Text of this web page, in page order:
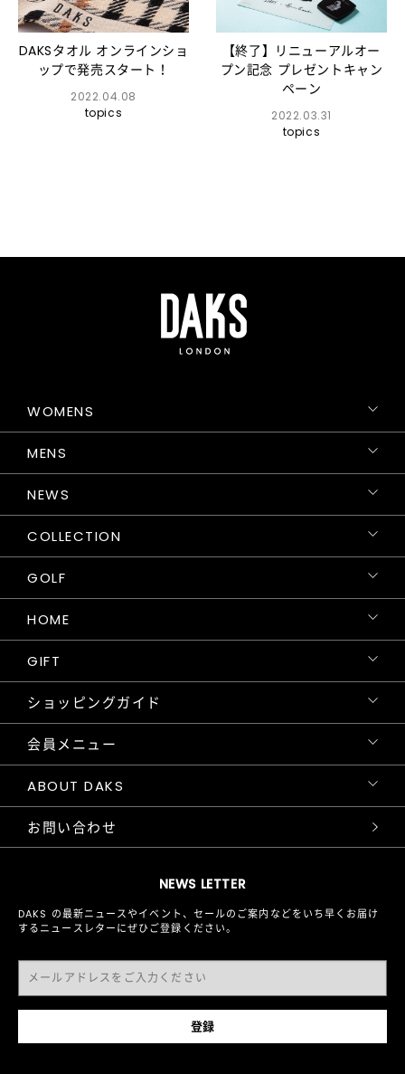
DAKSタオル オンラインショ
ップで発売スタート！
2022.04.08
topics
【終了】リニューアルオー
プン記念 プレゼントキャン
ペーン
2022.03.31
topics
NEWS LETTER
DAKS の最新ニュースやイベント、セールのご案内などをいち早くお届け
するニュースレターにぜひご登録ください。
WOMENS
MENS
NEWS
COLLECTION
GOLF
HOME
GIFT
ショッピングガイド
会員メニュー
ABOUT DAKS
お問い合わせ